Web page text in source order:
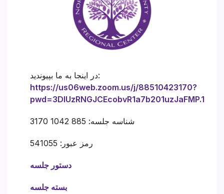
در اینجا به ما بپیوندید:
https://us06web.zoom.us/j/88510423170?
pwd=3DlUzRNGJCEcobvR1a7b201uzJaFMP.1
شناسه جلسه: 885 1042 3170
رمز عبور: 541055
دستور جلسه
بسته جلسه